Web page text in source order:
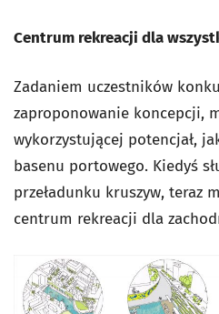
Centrum rekreacji dla
Zadaniem uczestników
zaproponowanie koncepcji,
wykorzystującej potencjał,
basenu portowego. Kiedyś
przeładunku kruszyw, teraz
centrum rekreacji dla